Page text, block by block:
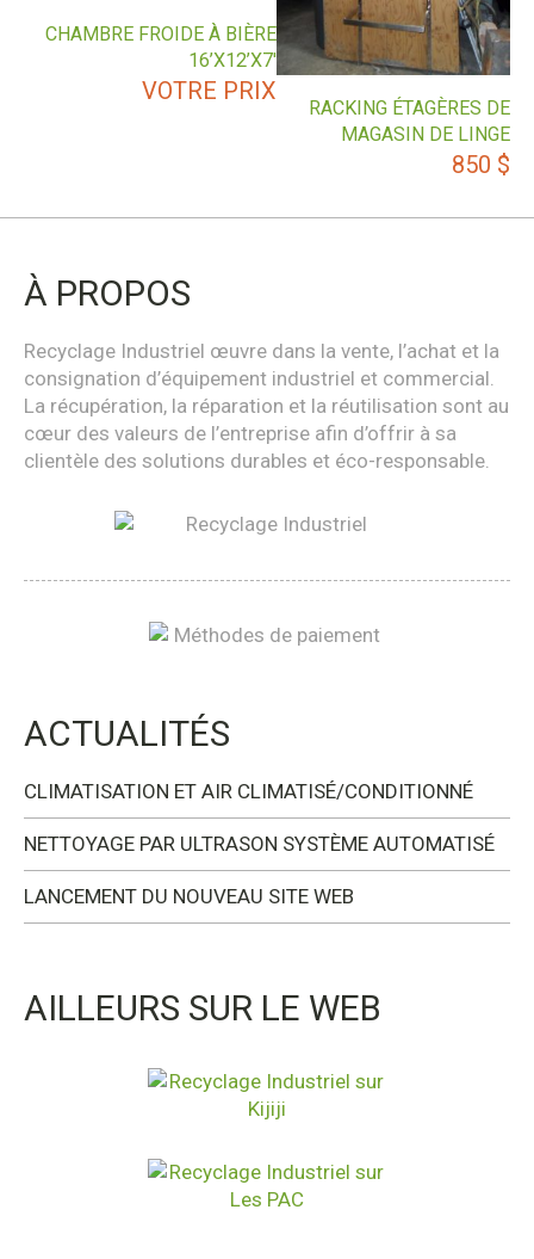
RACKING ÉTAGÈRES DE
MAGASIN DE LINGE
850 $
CHAMBRE FROIDE À BIÈRE
16’X12’X7′
VOTRE PRIX
À PROPOS
Recyclage Industriel œuvre dans la vente, l’achat et la
consignation d’équipement industriel et commercial.
La récupération, la réparation et la réutilisation sont au
cœur des valeurs de l’entreprise afin d’offrir à sa
clientèle des solutions durables et éco-responsable.
ACTUALITÉS
CLIMATISATION ET AIR CLIMATISÉ/CONDITIONNÉ
NETTOYAGE PAR ULTRASON SYSTÈME AUTOMATISÉ
LANCEMENT DU NOUVEAU SITE WEB
AILLEURS SUR LE WEB